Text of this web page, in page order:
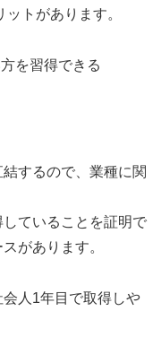
トがあります。
を習得できる
するので、業種に関
ていることを証明で
があります。
人1年目で取得しや